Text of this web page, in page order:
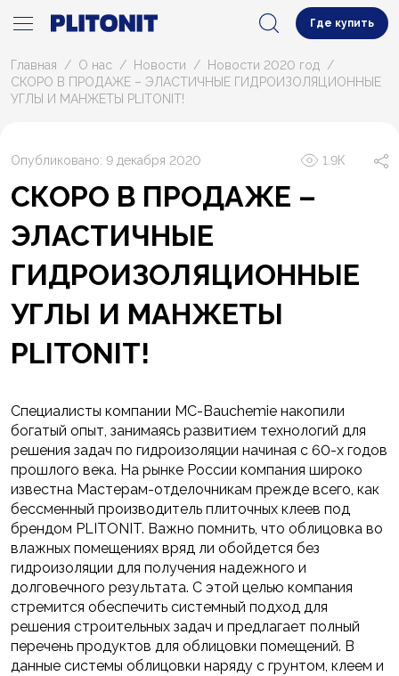
Где купить
Главная О нас Новости
Новости 2020 год
СКОРО В ПРОДАЖЕ – ЭЛАСТИЧНЫЕ ГИДРОИЗОЛЯЦИОННЫЕ
УГЛЫ И МАНЖЕТЫ PLITONIT!
Опубликовано: 9 декабря 2020 1.9К
СКОРО В ПРОДАЖЕ –
ЭЛАСТИЧНЫЕ
ГИДРОИЗОЛЯЦИОННЫЕ
УГЛЫ И МАНЖЕТЫ
PLITONIT!
Специалисты компании МС-Bauchemie накопили
богатый опыт, занимаясь развитием технологий для
решения задач по гидроизоляции начиная с 60-х годов
прошлого века. На рынке России компания широко
известна Мастерам-отделочникам прежде всего, как
бессменный производитель плиточных клеев под
брендом PLITONIT. Важно помнить, что облицовка во
влажных помещениях вряд ли обойдется без
гидроизоляции для получения надежного и
долговечного результата. С этой целью компания
стремится обеспечить системный подход для
решения строительных задач и предлагает полный
перечень продуктов для облицовки помещений. В
данные системы облицовки наряду с грунтом, клеем и